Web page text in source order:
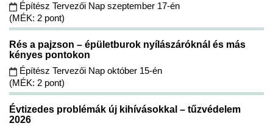
Építész Tervezői Nap szeptember 17-én
(MÉK: 2 pont)
Rés a pajzson – épületburok nyílászáróknál és más
kényes pontokon
Építész Tervezői Nap október 15-én
(MÉK: 2 pont)
Évtizedes problémák új kihívásokkal – tűzvédelem
2026